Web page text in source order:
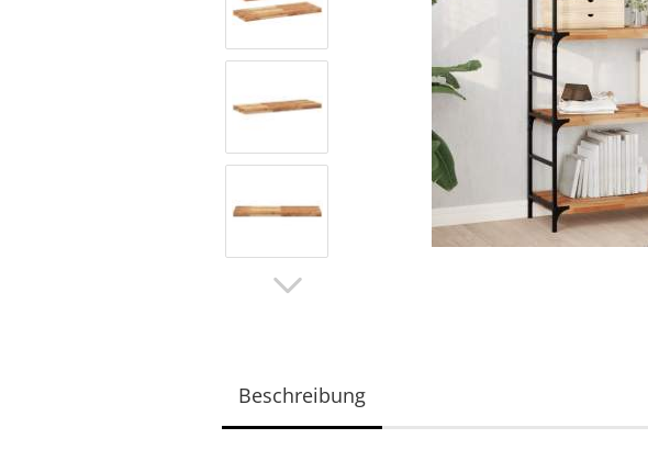
Beschreibung